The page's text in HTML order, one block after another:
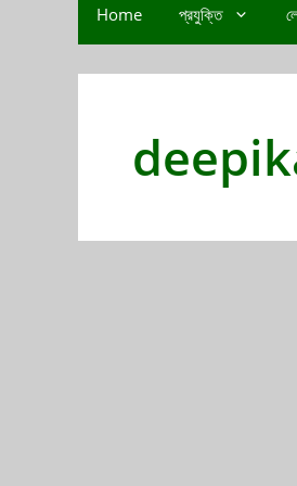
Home প্রযুক্তি